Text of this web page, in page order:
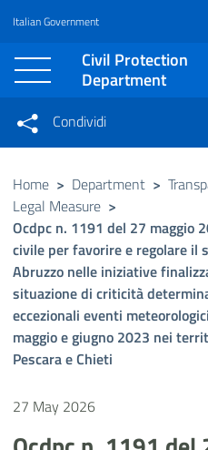
Vai al contenuto principale
Raggiungi il piè di pagina
Italian Government
Civil Protection
Department
Condividi su
Condividi su
Condividi
Condividi sui social network
Home > Department >
Legal Measure >
Ocdpc n. 1191 del 27 maggio
civile per favorire e regolare il
Abruzzo nelle iniziative
situazione di criticità
eccezionali eventi
maggio e giugno 2023 nei
Pescara e Chieti
27 May 2026